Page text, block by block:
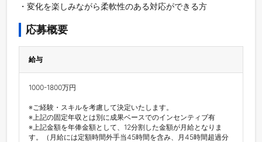
・変化を楽しみながら柔軟性のある対応ができる方
応募概要
給与
1000-1800万円
※ご経験・スキルを考慮して決定いたします。
※上記の固定年収とは別に成果ベースでのインセンティブ有
※上記金額を年俸金額として、12分割した金額が月給となりま
す。（月給には定額時間外手当45時間を含み、月45時間超過分